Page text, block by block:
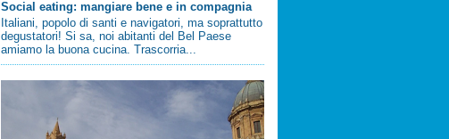
Social eating: mangiare bene e in compagnia
Italiani, popolo di santi e navigatori, ma soprattutto
degustatori! Si sa, noi abitanti del Bel Paese
amiamo la buona cucina. Trascorria...